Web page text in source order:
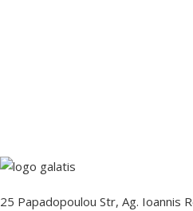
25 Papadopoulou Str, Ag. Ioannis